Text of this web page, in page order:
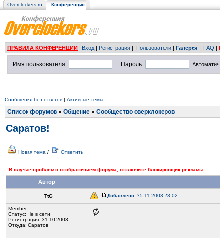
Overclockers.ru Конференция
ПРАВИЛА КОНФЕРЕНЦИИ | Вход | Регистрация | Пользователи | Галерея | FAQ |
Имя пользователя: Пароль:
Сообщения без ответов | Активные темы
Список форумов » Общение » Сообщество оверклокеров
Саратов!
Новая тема / Ответить
В случае проблем с отображением форума, отключите блокировщик рекламы
Автор
TtG Добавлено: 25.11.2003 23:02
Member
Статус: Не в сети
Регистрация: 31.10.2003
Откуда: Саратов